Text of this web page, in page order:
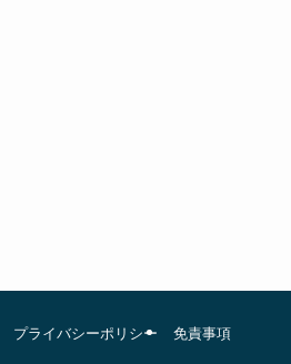
プライバシーポリシー 免責事項